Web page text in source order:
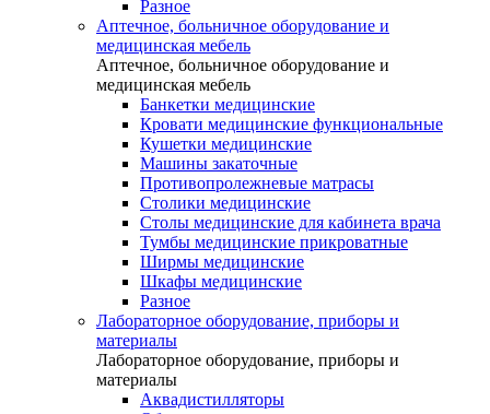
Разное
Аптечное, больничное оборудование и
медицинская мебель
Аптечное, больничное оборудование и
медицинская мебель
Банкетки медицинские
Кровати медицинские функциональные
Кушетки медицинские
Машины закаточные
Противопролежневые матрасы
Столики медицинские
Столы медицинские для кабинета врача
Тумбы медицинские прикроватные
Ширмы медицинские
Шкафы медицинские
Разное
Лабораторное оборудование, приборы и
материалы
Лабораторное оборудование, приборы и
материалы
Аквадистилляторы